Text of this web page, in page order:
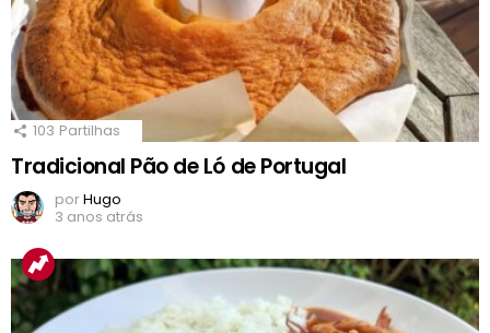
103 Partilhas
Tradicional Pão de Ló de Portugal
porHugo
3 anos atrás